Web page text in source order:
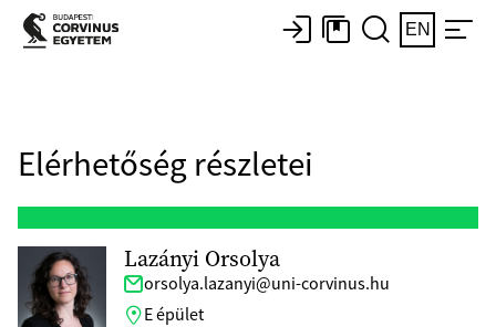
EN
Elérhetőség részletei
Lazányi Orsolya
orsolya.lazanyi@uni-corvinus.hu
E épület